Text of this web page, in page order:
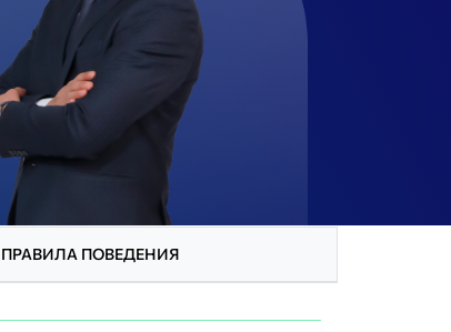
ПРАВИЛА ПОВЕДЕНИЯ